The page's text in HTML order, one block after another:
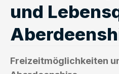
und
Freizeitmöglichkeiten